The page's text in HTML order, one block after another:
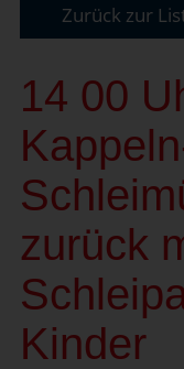
Zurück zur
14 00
zurück
Kinder